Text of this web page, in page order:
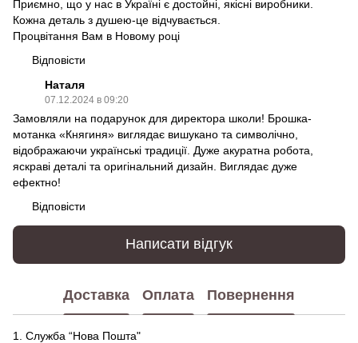
Приємно, що у нас в Україні є достойні, якісні виробники.
Кожна деталь з душею-це відчувається.
Процвітання Вам в Новому році
Відповісти
Наталя
07.12.2024 в 09:20
Замовляли на подарунок для директора школи! Брошка-
мотанка «Княгиня» виглядає вишукано та символічно,
відображаючи українські традиції. Дуже акуратна робота,
яскраві деталі та оригінальний дизайн. Виглядає дуже
ефектно!
Відповісти
Написати відгук
Доставка Оплата Повернення
1. Служба “Нова Пошта"